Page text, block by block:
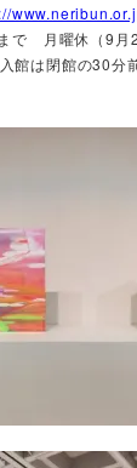
で 月曜休（9月
館は閉館の30分